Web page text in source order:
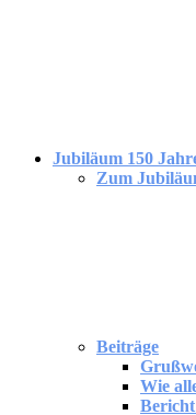
Jubiläum 150
Zum
Beiträge
Wie